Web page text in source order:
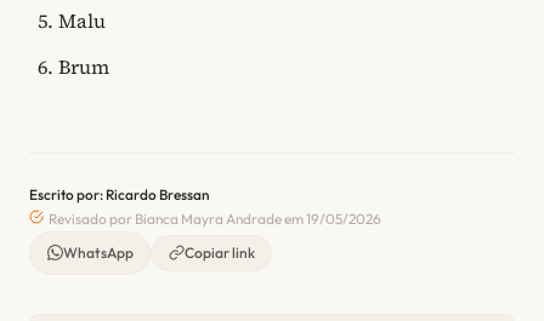
Malu
Brum
Escrito por: Ricardo Bressan
Revisado por Bianca Mayra Andrade em 19/05/2026
WhatsApp
Copiar link